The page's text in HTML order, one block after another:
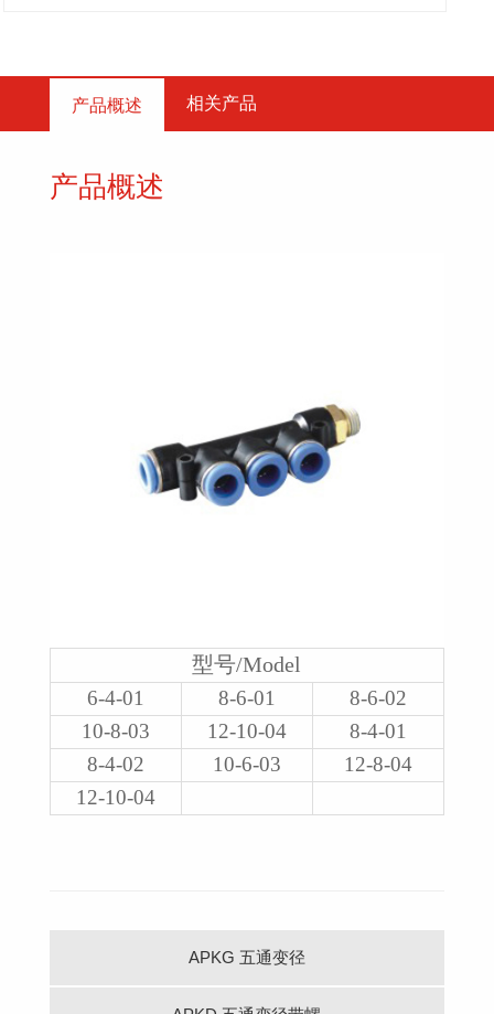
产品概述 相关产品
产品概述
型号/Model
6-4-01 8-6-01
8-6-02
10-8-03
12-10-04
8-4-01
8-4-02
10-6-03
12-8-04
12-10-04
APKG 五通变径